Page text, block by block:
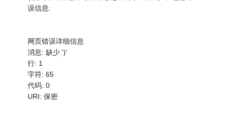
误信息:
网页错误详细信息
消息: 缺少 ')'
行: 1
字符: 65
代码: 0
URI: 保密